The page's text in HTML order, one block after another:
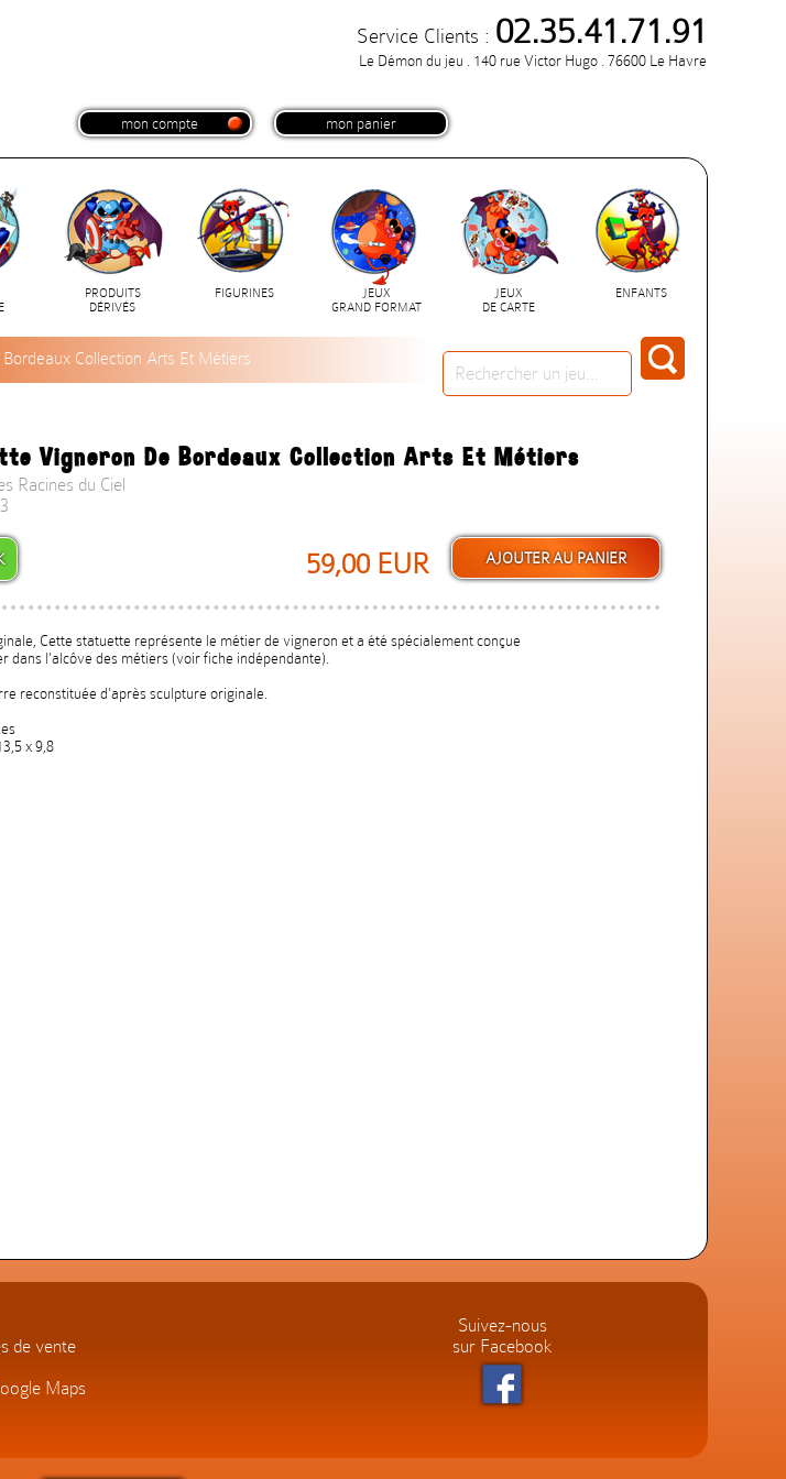
Service Clients : 02.35.41.71.91
Le Démon du jeu . 140 rue Victor Hugo . 76600 Le Havre
mon compte mon panier
PRODUITS
DÉRIVÉS
FIGURINES
JEUX
GRAND FORMAT
JEUX
DE CARTE
ENFANTS
Collection Arts Et Métiers
Vigneron De Bordeaux Collection Arts Et Métiers
Racines du Ciel
59,00 EUR
Cette statuette représente le métier de vigneron et a été spécialement conçue
dans l'alcôve des métiers (voir fiche indépendante).
reconstituée d'après sculpture originale.
x 9,8
de vente
Maps
Suivez-nous
sur Facebook